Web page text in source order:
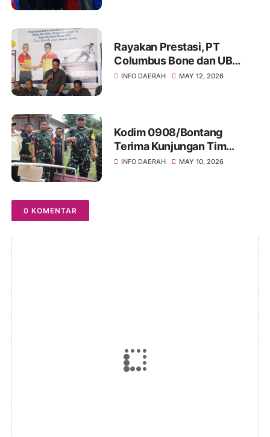
Rayakan Prestasi, PT
Columbus Bone dan UB
Parepare Bagikan Bonus
INFO DAERAH MAY 12, 2026
Kodim 0908/Bontang
Terima Kunjungan Tim
Wasev TMMD Ke-128 Tahun
INFO DAERAH MAY 10, 2026
0 KOMENTAR